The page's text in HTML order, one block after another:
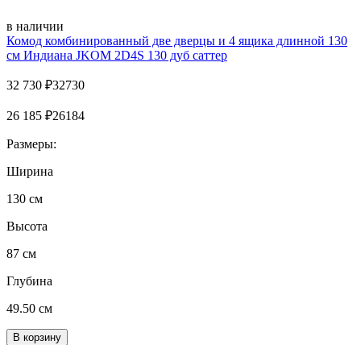
в наличии
Комод комбинированный две дверцы и 4 ящика длинной 130
см Индиана JKOM 2D4S 130 дуб саттер
32 730 ₽32730
26 185 ₽26184
Размеры:
Ширина
130 см
Высота
87 см
Глубина
49.50 см